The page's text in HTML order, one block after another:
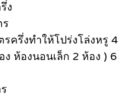
ง
ครึ่งทำให้โปร่งโล่งหรู 4
ห้องนอนเล็ก 2 ห้อง ) 6